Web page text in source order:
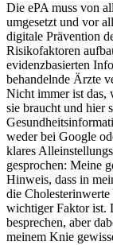
Die ePA muss von
umgesetzt und vor
digitale Prävention
Risikofaktoren
evidenzbasierten
behandelnde Ärzte
Nicht immer ist das,
sie braucht und hier
weder bei Google
klares
gesprochen: Meine
Hinweis, dass in
die
wichtiger Faktor ist.
besprechen, aber
meinem Knie